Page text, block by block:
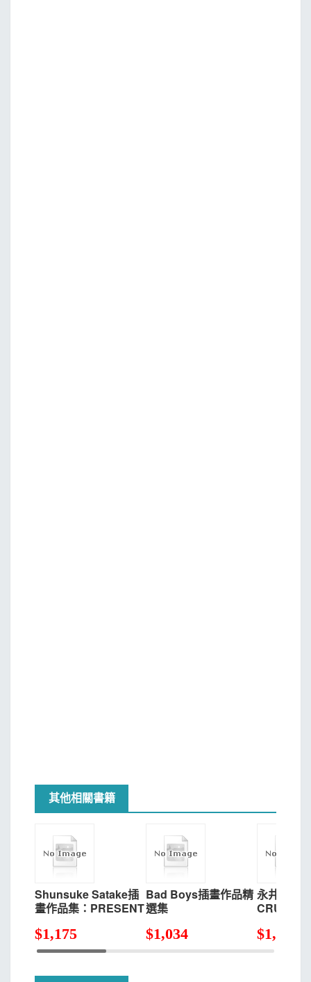
其他相關書籍
Shunsuke Satake插
畫作品集：PRESENT
$1,175
Bad Boys插畫作品精
選集
$1,034
永井博作
CRUISIN`
$1,269